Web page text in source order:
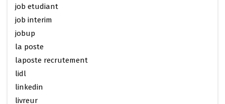
job etudiant
job interim
jobup
la poste
laposte recrutement
lidl
linkedin
livreur